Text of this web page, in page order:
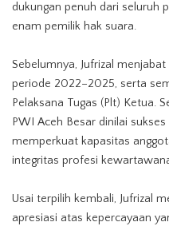
dukungan penuh dari seluruh
enam pemilik hak suara.
Sebelumnya, Jufrizal
periode 2022–2025, serta
Pelaksana Tugas (Plt) Ketua.
PWI Aceh Besar dinilai
memperkuat kapasitas
integritas profesi
Usai terpilih kembali, Jufrizal
apresiasi atas kepercayaan